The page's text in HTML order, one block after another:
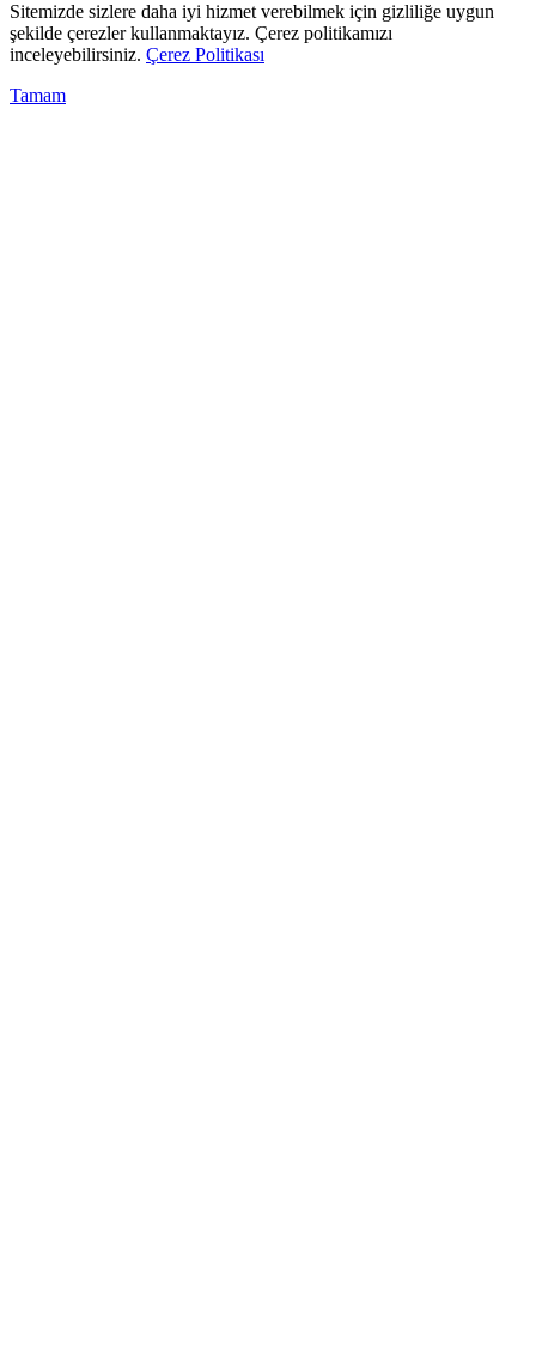
Sitemizde sizlere daha iyi hizmet verebilmek için gizliliğe uygun
şekilde çerezler kullanmaktayız. Çerez politikamızı
inceleyebilirsiniz. Çerez Politikası
Tamam